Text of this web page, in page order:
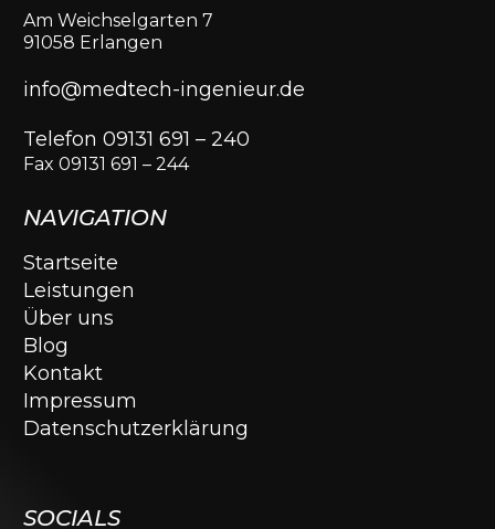
Am Weichselgarten 7
91058 Erlangen
info@medtech-ingenieur.de
Telefon 09131 691 – 240
Fax 09131 691 – 244
NAVIGATION
Startseite
Leistungen
Über uns
Blog
Kontakt
Impressum
Datenschutzerklärung
SOCIALS